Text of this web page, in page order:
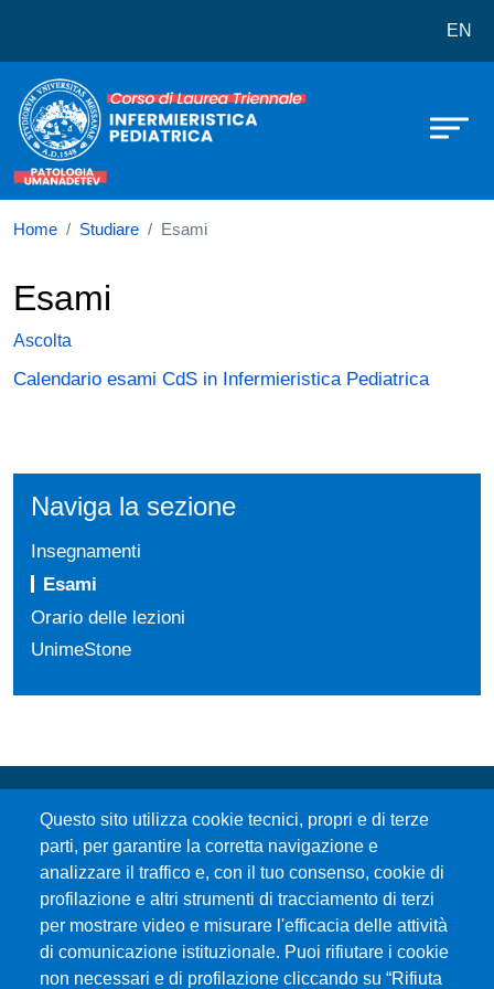
Corso di laurea in InfermieristicaEN
Home Studiare Esami
Esami
Ascolta
Calendario esami CdS in Infermieristica Pediatrica
Naviga la sezione
Insegnamenti
Esami
Orario delle lezioni
UnimeStone
Questo sito utilizza cookie tecnici, propri e di terze
parti, per garantire la corretta navigazione e
analizzare il traffico e, con il tuo consenso, cookie di
profilazione e altri strumenti di tracciamento di terzi
per mostrare video e misurare l'efficacia delle attività
di comunicazione istituzionale. Puoi rifiutare i cookie
non necessari e di profilazione cliccando su “Rifiuta
Università degli Studi di Messina
Piazza Pugliatti, 1 - 98122 Messina